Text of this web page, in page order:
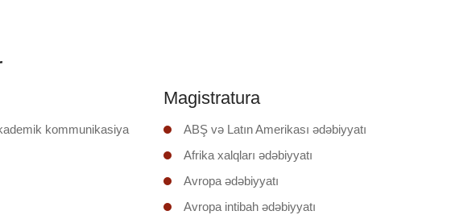
kommunikasiya
Magistratura
ABŞ və Latın Amerikası ədəbiyyatı
Afrika xalqları ədəbiyyatı
Avropa ədəbiyyatı
Avropa intibah ədəbiyyatı